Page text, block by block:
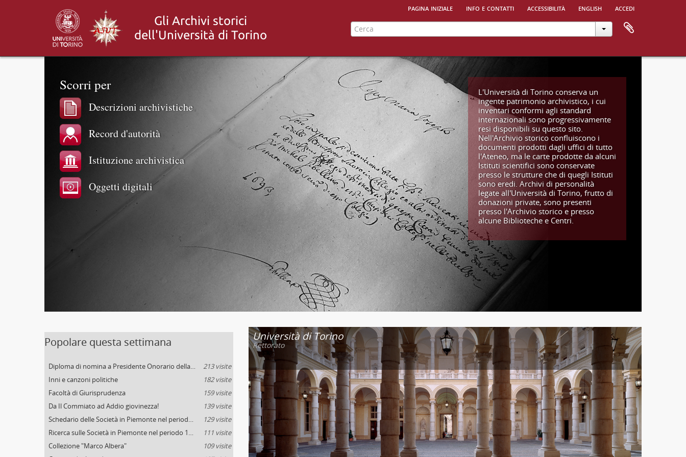
pagina iniziale info e contatti accessibilità english accedi
Scorri per
Descrizioni archivistiche
Record d'autorità
Istituzione archivistica
Oggetti digitali
L'Università di Torino conserva un
ingente patrimonio archivistico, i cui
inventari conformi agli standard
internazionali sono progressivamente
resi disponibili su questo sito.
Nell'Archivio storico confluiscono i
documenti prodotti dagli uffici di tutto
l'Ateneo, ma le carte prodotte da alcuni
Istituti scientifici sono conservate
presso le strutture che di quegli Istituti
sono eredi. Archivi di personalità
legate all'Università di Torino, frutto di
donazioni private, sono presenti
presso l'Archivio storico e presso
alcune Biblioteche e Centri.
Popolare questa settimana
Diploma di nomina a Presidente Onorario della PRIMA SOCIETA' ITALIANA DI PATRONATO DEI PELLAGROSI IN MOGLIANO-VENETO
213 visite
Inni e canzoni politiche
182 visite
Facoltà di Giurisprudenza
159 visite
Da Il Commiato ad Addio giovinezza!
139 visite
Schedario delle Società in Piemonte nel periodo 1882-1939
129 visite
Ricerca sulle Società in Piemonte nel periodo 1882-1939
111 visite
Collezione "Marco Albera"
109 visite
Università di Torino
Rettorato